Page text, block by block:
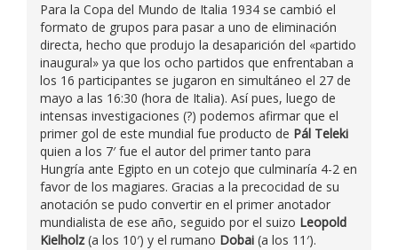
Para la Copa del Mundo de Italia 1934 se cambió el
formato de grupos para pasar a uno de eliminación
directa, hecho que produjo la desaparición del «partido
inaugural» ya que los ocho partidos que enfrentaban a
los 16 participantes se jugaron en simultáneo el 27 de
mayo a las 16:30 (hora de Italia). Así pues, luego de
intensas investigaciones (?) podemos afirmar que el
primer gol de este mundial fue producto de Pál Teleki
quien a los 7′ fue el autor del primer tanto para
Hungría ante Egipto en un cotejo que culminaría 4-2 en
favor de los magiares. Gracias a la precocidad de su
anotación se pudo convertir en el primer anotador
mundialista de ese año, seguido por el suizo Leopold
Kielholz(a los 10′) y el rumano Dobai (a los 11′).